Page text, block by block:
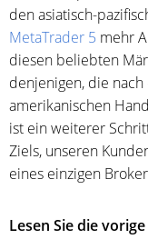
den asiatisch-
MetaTrader 5 mehr
diesen beliebten
denjenigen, die
amerikanischen
ist ein weiterer
Ziels, unseren
eines einzigen
Lesen Sie die